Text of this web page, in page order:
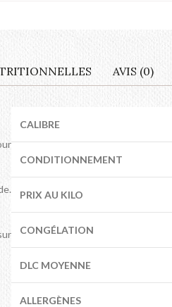
AVIS (0)
CALIBRE
CONDITIONNEMENT
PRIX AU KILO
CONGÉLATION
DLC MOYENNE
ALLERGÈNES